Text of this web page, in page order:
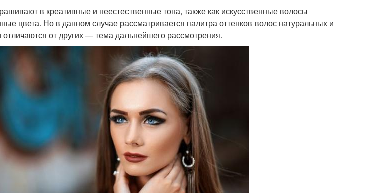
в креативные и неестественные тона, также как искусственные волосы
цвета. Но в данном случае рассматривается палитра оттенков волос натуральных и
отличаются от других — тема дальнейшего рассмотрения.